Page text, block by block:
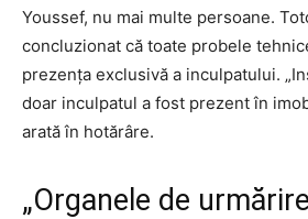
Youssef, nu mai multe persoane.
concluzionat că toate probele
prezența exclusivă a inculpatului.
doar inculpatul a fost prezent în
arată în hotărâre.
„Organele de